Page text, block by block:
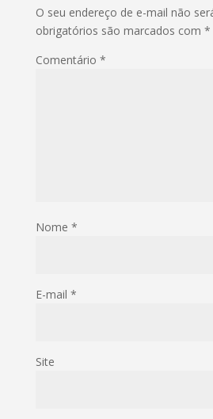
O seu endereço de e-mail não
obrigatórios são marcados com *
Comentário *
Nome *
E-mail *
Site